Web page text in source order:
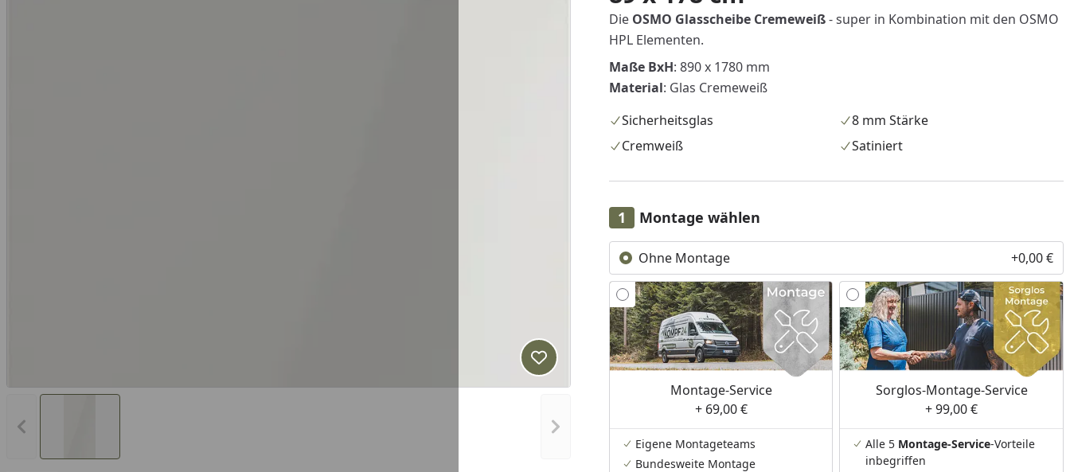
Vorheriges Bild anzeigen Nächstes Bild anzeigen
Produkt zur Wunschliste hinzufügen
Die OSMO Glasscheibe Cremeweiß- super in Kombination mit den OSMO
HPL Elementen.
Maße BxH: 890 x 1780 mm
Material: Glas Cremeweiß
Sicherheitsglas
8 mm Stärke
Cremweiß
Satiniert
Montage wählen
Ohne Montage +0,00 €
Montage-Service
+ 69,00 €
Eigene Montageteams
Bundesweite Montage
Sorglos-Montage-Service
+ 99,00 €
Alle 5 Montage-Service-Vorteile
inbegriffen